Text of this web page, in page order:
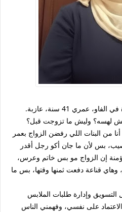
اسمي سُهى، عراقية من البصرة في الفاو، عمري 41 سنة، عازبة.
لهسه؟ وليش ما تزوجت قبل؟
من البنات اللي رفضن الزواج بعمر
بس لأن ما جان أكو رجل أقدر
إن الزواج مو بس خاتم وعرس،
وهاي قناعة دفعت ثمنها وقتها، بس ما
وإدارة طلبات الملابس
على نفسي، وفهمني الناس